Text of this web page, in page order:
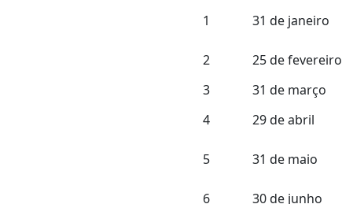
1 31 de janeiro
2 25 de fevereiro
3
31 de março
4
29 de abril
5 31 de maio
6 30 de junho